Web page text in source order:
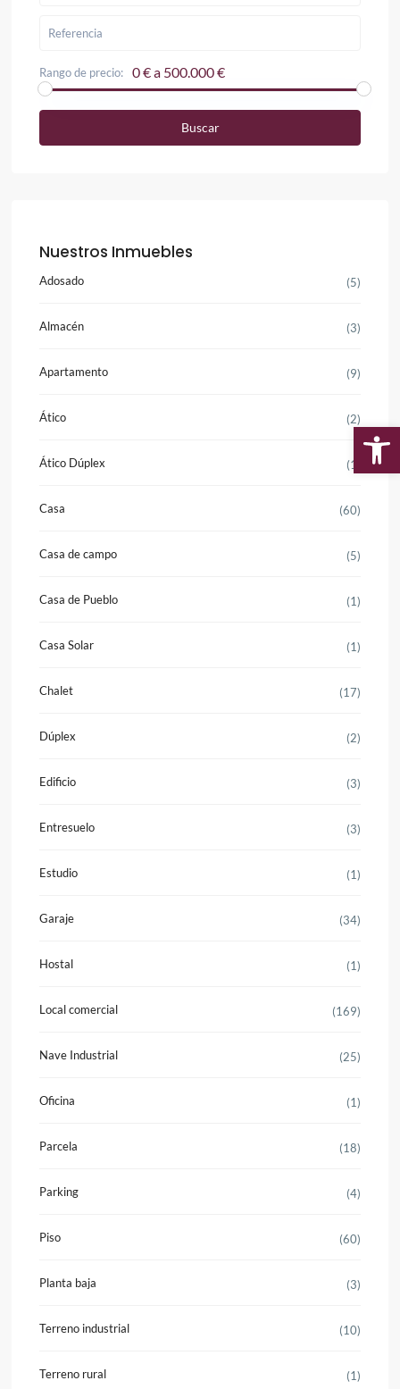
Rango de precio: 0 € a 500.000 €
Buscar
Nuestros Inmuebles
Adosado (5)
Almacén (3)
Apartamento (9)
Ático (2)
Ático Dúplex (1)
Casa (60)
Casa de campo (5)
Casa de Pueblo (1)
Casa Solar (1)
Chalet (17)
Dúplex (2)
Edificio (3)
Entresuelo (3)
Estudio (1)
Garaje (34)
Hostal (1)
Local comercial (169)
Nave Industrial (25)
Oficina (1)
Parcela (18)
Parking (4)
Piso (60)
Planta baja (3)
Terreno industrial (10)
Terreno rural (1)